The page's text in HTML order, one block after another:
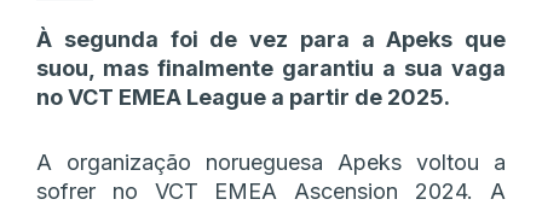
À segunda foi de vez para a Apeks que
suou, mas finalmente garantiu a sua vaga
no VCT EMEA League a partir de 2025.
A organização norueguesa Apeks voltou a
sofrer no VCT EMEA Ascension 2024. A